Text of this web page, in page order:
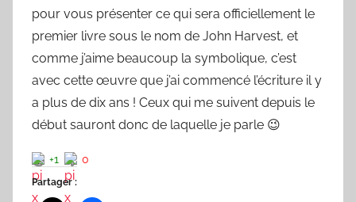
pour vous présenter ce qui sera officiellement le
premier livre sous le nom de John Harvest, et
comme j’aime beaucoup la symbolique, c’est
avec cette œuvre que j’ai commencé l’écriture il y
a plus de dix ans ! Ceux qui me suivent depuis le
début sauront donc de laquelle je parle 😉
+1 0
Partager :